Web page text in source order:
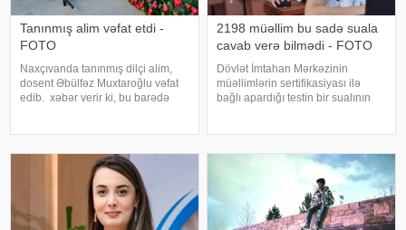
Tanınmış alim vəfat etdi -
FOTO
Naxçıvanda tanınmış dilçi alim,
dosent Əbülfəz Muxtaroğlu vəfat
edib. xəbər verir ki, bu barədə
1939-cu il iyunun 1-də Naxçıvan
2198 müəllim bu sadə suala
cavab verə bilmədi - FOTO
Dövlət İmtahan Mərkəzinin
müəllimlərin sertifikasiyası ilə
bağlı apardığı testin bir sualının
edilən adi məktəbli sualına bel